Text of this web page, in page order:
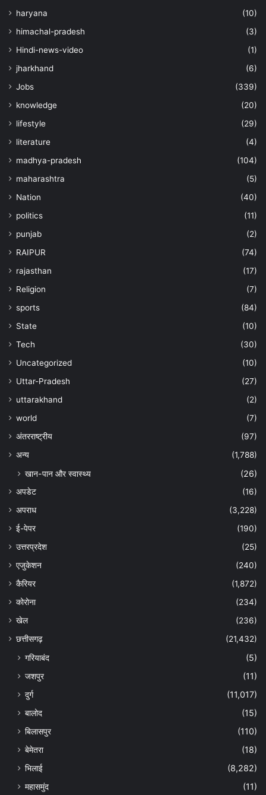
haryana
(10)
himachal-pradesh
(3)
Hindi-news-video
(1)
jharkhand
(6)
Jobs
(339)
knowledge
(20)
lifestyle
(29)
literature
(4)
madhya-pradesh
(104)
maharashtra
(5)
Nation
(40)
politics
(11)
punjab
(2)
RAIPUR
(74)
rajasthan
(17)
Religion
(7)
sports
(84)
State
(10)
Tech
(30)
Uncategorized
(10)
Uttar-Pradesh
(27)
uttarakhand
(2)
world
(7)
अंतरराष्ट्रीय
(97)
अन्‍य
(1,788)
खान-पान और स्वास्थ्य (26)
अपडेट
(16)
अपराध
(3,228)
ई-पेपर
(190)
उत्तरप्रदेश
(25)
एजुकेशन
(240)
कैरियर
(1,872)
कोरोना
(234)
खेल
(236)
छत्तीसगढ़
(21,432)
गरियाबंद
(5)
जशपुर
(11)
दुर्ग
(11,017)
बालोद
(15)
बिलासपुर
(110)
बेमेतरा
(18)
भिलाई
(8,282)
महासमुंद
(11)